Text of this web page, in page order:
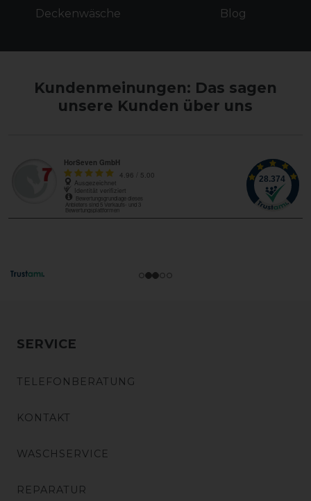
Deckenwäsche Blog
Kundenmeinungen: Das sagen
unsere Kunden über uns
SERVICE
TELEFONBERATUNG
KONTAKT
WASCHSERVICE
REPARATUR